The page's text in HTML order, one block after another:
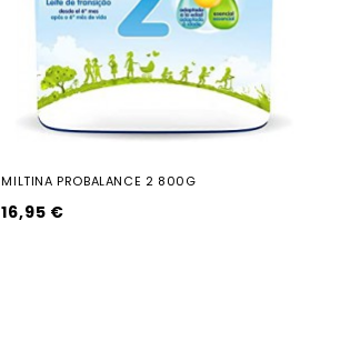
MILTINA PROBALANCE 2 800G
16,95 €